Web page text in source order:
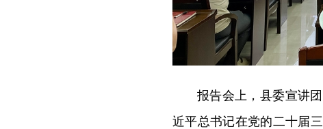
报告会上，县委宣讲
近平总书记在党的二十届